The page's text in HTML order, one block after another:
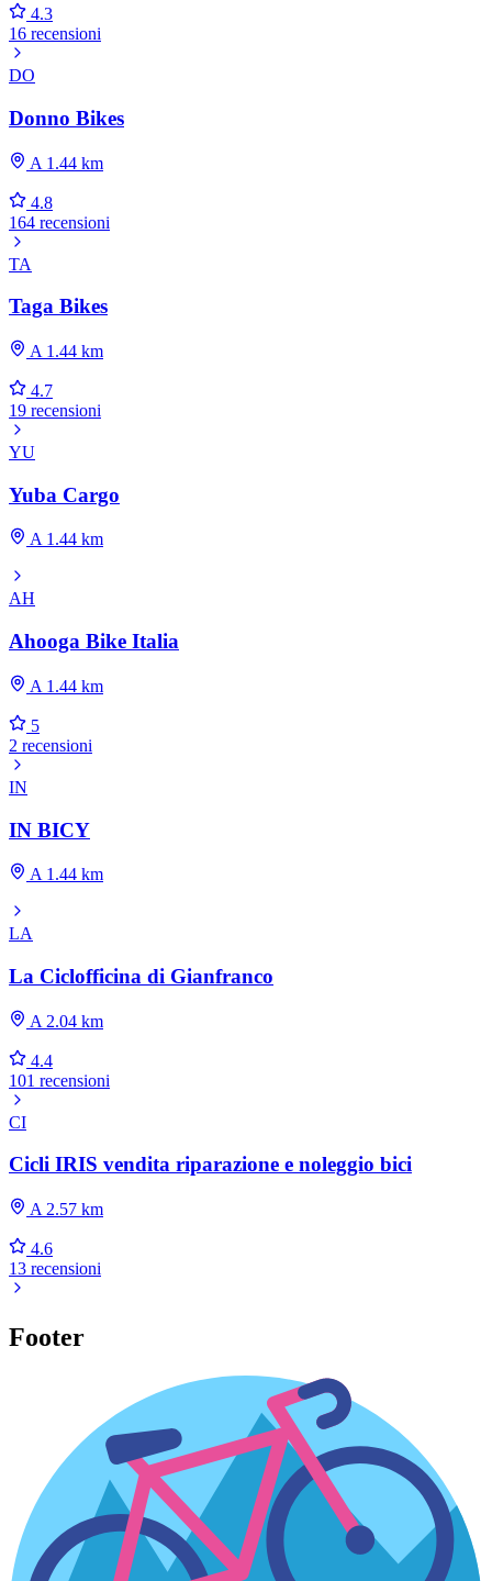
4.3
16 recensioni
DO
Donno Bikes
A 1.44 km
4.8
164 recensioni
TA
Taga Bikes
A 1.44 km
4.7
19 recensioni
YU
Yuba Cargo
A 1.44 km
AH
Ahooga Bike Italia
A 1.44 km
5
2 recensioni
IN
IN BICY
A 1.44 km
LA
La Ciclofficina di Gianfranco
A 2.04 km
4.4
101 recensioni
CI
Cicli IRIS vendita riparazione e noleggio bici
A 2.57 km
4.6
13 recensioni
Footer